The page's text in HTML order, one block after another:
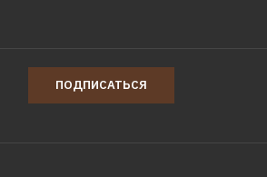
ПОДПИСАТЬСЯ